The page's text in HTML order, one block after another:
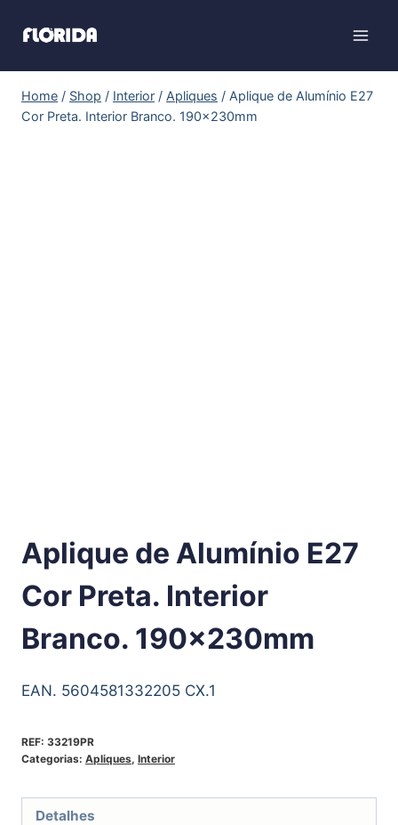
Home / Shop / Interior / Apliques / Aplique de Alumínio E27
Cor Preta. Interior Branco. 190x230mm
Aplique de Alumínio E27
Cor Preta. Interior
Branco. 190x230mm
EAN. 5604581332205 CX.1
REF: 33219PR
Categorias: Apliques, Interior
Detalhes